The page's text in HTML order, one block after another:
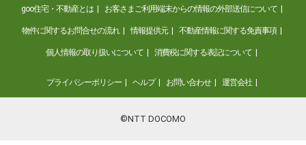
goo住宅・不動産とは お客さまご利用端末からの情報の外部送信について
物件に関するお問合せの流れ 情報提供元 不動産情報に関する免責事項
個人情報の取り扱いについて 消費税に関する表記について
プライバシーポリシー ヘルプ お問い合わせ 運営会社
©NTT DOCOMO